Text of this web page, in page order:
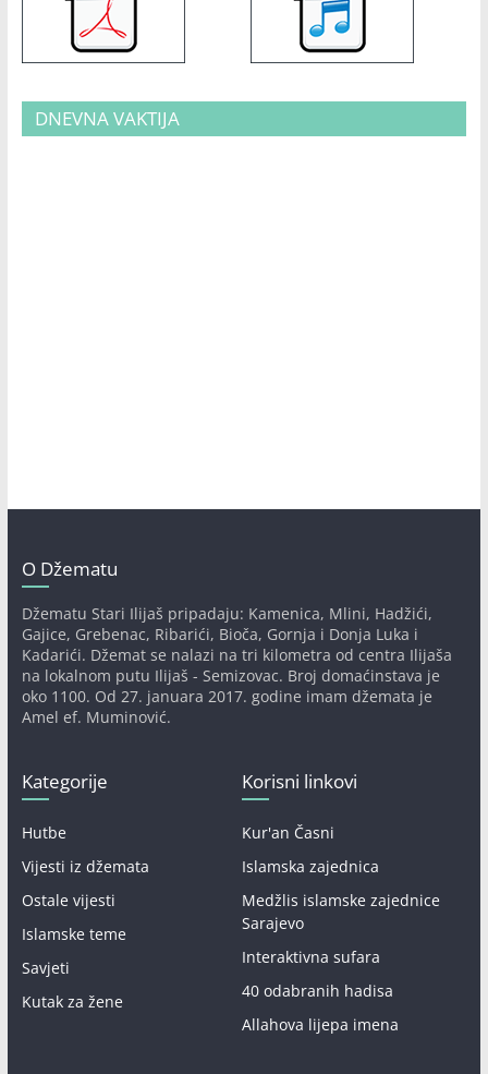
DNEVNA VAKTIJA
O Džematu
Džematu Stari Ilijaš pripadaju: Kamenica, Mlini, Hadžići,
Gajice, Grebenac, Ribarići, Bioča, Gornja i Donja Luka i
Kadarići. Džemat se nalazi na tri kilometra od centra Ilijaša
na lokalnom putu Ilijaš - Semizovac. Broj domaćinstava je
oko 1100. Od 27. januara 2017. godine imam džemata je
Amel ef. Muminović.
Kategorije
Hutbe
Vijesti iz džemata
Ostale vijesti
Islamske teme
Savjeti
Kutak za žene
Korisni linkovi
Kur'an Časni
Islamska zajednica
Medžlis islamske zajednice
Sarajevo
Interaktivna sufara
40 odabranih hadisa
Allahova lijepa imena